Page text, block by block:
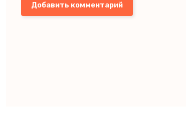
Добавить комментарий